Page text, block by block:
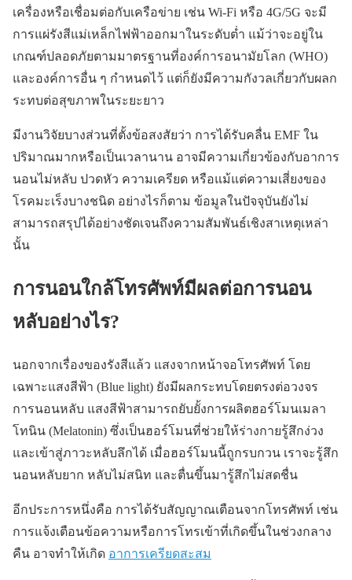
เครื่องหรือเชื่อมต่อกับเครือข่าย เช่น Wi-Fi หรือ 4G/5G จะมี
การแผ่รังสีแม่เหล็กไฟฟ้าออกมาในระดับต่ำ แม้ว่าจะอยู่ใน
เกณฑ์ปลอดภัยตามมาตรฐานที่องค์การอนามัยโลก (WHO)
และองค์การอื่น ๆ กำหนดไว้ แต่ก็ยังมีความกังวลเกี่ยวกับผลก
ระทบต่อสุขภาพในระยะยาว
มีงานวิจัยบางส่วนที่ตั้งข้อสงสัยว่า การได้รับคลื่น EMF ใน
ปริมาณมากหรือเป็นเวลานาน อาจมีความเกี่ยวข้องกับอาการ
นอนไม่หลับ ปวดหัว ความเครียด หรือแม้แต่ความเสี่ยงของ
โรคมะเร็งบางชนิด อย่างไรก็ตาม ข้อมูลในปัจจุบันยังไม่
สามารถสรุปได้อย่างชัดเจนถึงความสัมพันธ์เชิงสาเหตุเหล่า
นั้น
การนอนใกล้โทรศัพท์มีผลต่อการนอน
หลับอย่างไร?
นอกจากเรื่องของรังสีแล้ว แสงจากหน้าจอโทรศัพท์ โดย
เฉพาะแสงสีฟ้า (Blue light) ยังมีผลกระทบโดยตรงต่อวงจร
การนอนหลับ แสงสีฟ้าสามารถยับยั้งการผลิตฮอร์โมนเมลา
โทนิน (Melatonin) ซึ่งเป็นฮอร์โมนที่ช่วยให้ร่างกายรู้สึกง่วง
และเข้าสู่ภาวะหลับลึกได้ เมื่อฮอร์โมนนี้ถูกรบกวน เราจะรู้สึก
นอนหลับยาก หลับไม่สนิท และตื่นขึ้นมารู้สึกไม่สดชื่น
อีกประการหนึ่งคือ การได้รับสัญญาณเตือนจากโทรศัพท์ เช่น
การแจ้งเตือนข้อความหรือการโทรเข้าที่เกิดขึ้นในช่วงกลาง
คืน อาจทำให้เกิด อาการเครียดสะสม